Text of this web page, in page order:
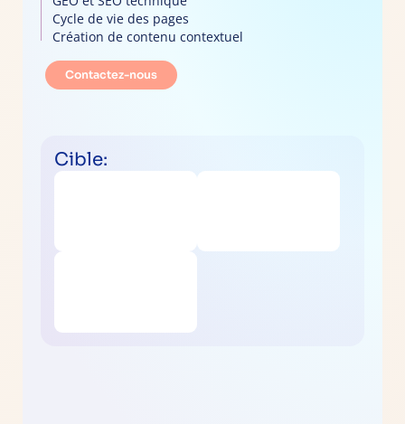
Cycle de vie des pages
Création de contenu contextuel
Contactez-nous
Cible: